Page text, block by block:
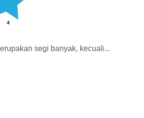
segi banyak, kecuali...